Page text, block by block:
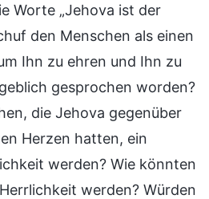
Worte „Jehova ist der
den Menschen als einen
Ihn zu ehren und Ihn zu
gesprochen worden?
die Jehova gegenüber
Herzen hatten, ein
werden? Wie könnten
werden? Würden